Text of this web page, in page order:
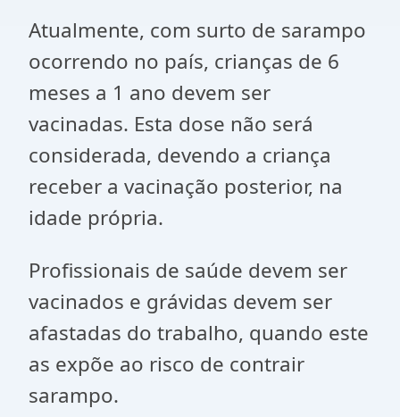
Atualmente, com surto de sarampo
ocorrendo no país, crianças de 6
meses a 1 ano devem ser
vacinadas. Esta dose não será
considerada, devendo a criança
receber a vacinação posterior, na
idade própria.
Profissionais de saúde devem ser
vacinados e grávidas devem ser
afastadas do trabalho, quando este
as expõe ao risco de contrair
sarampo.